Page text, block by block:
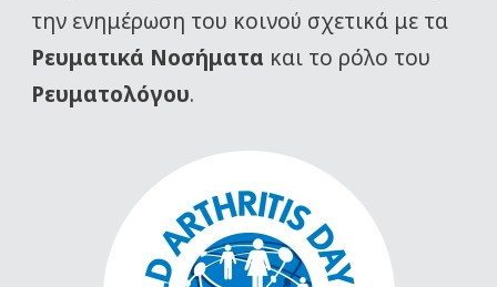
την ενημέρωση του κοινού σχετικά με τα
Ρευματικά Νοσήματα και το ρόλο του
Ρευματολόγου.